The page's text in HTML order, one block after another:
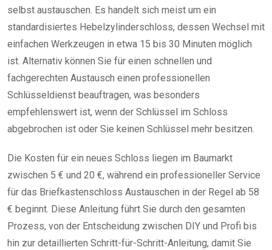
selbst austauschen. Es handelt sich meist um ein
standardisiertes Hebelzylinderschloss, dessen Wechsel mit
einfachen Werkzeugen in etwa 15 bis 30 Minuten möglich
ist. Alternativ können Sie für einen schnellen und
fachgerechten Austausch einen professionellen
Schlüsseldienst beauftragen, was besonders
empfehlenswert ist, wenn der Schlüssel im Schloss
abgebrochen ist oder Sie keinen Schlüssel mehr besitzen.
Die Kosten für ein neues Schloss liegen im Baumarkt
zwischen 5 € und 20 €, während ein professioneller Service
für das Briefkastenschloss Austauschen in der Regel ab 58
€ beginnt. Diese Anleitung führt Sie durch den gesamten
Prozess, von der Entscheidung zwischen DIY und Profi bis
hin zur detaillierten Schritt-für-Schritt-Anleitung, damit Sie